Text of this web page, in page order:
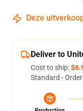
Deze
Deliver to
Cost to ship:
Standard -